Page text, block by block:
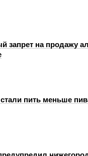
запрет на продажу
пить меньше